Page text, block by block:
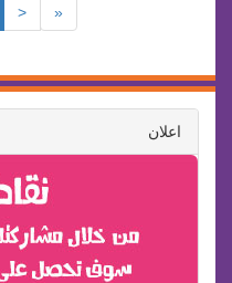
«
<
اعلان